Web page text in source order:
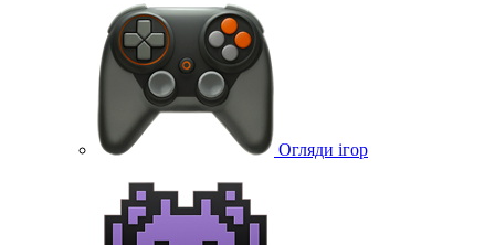
Огляди ігор